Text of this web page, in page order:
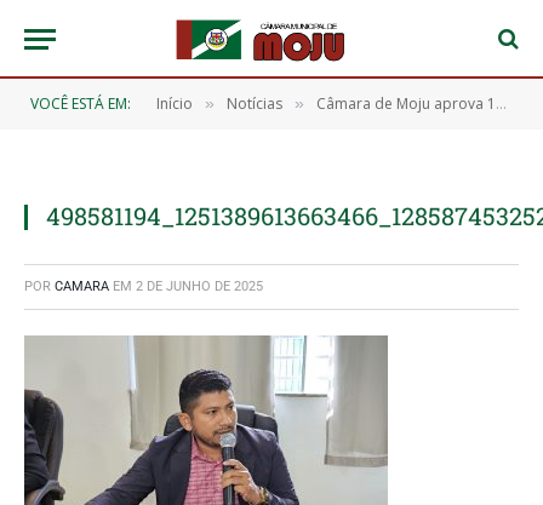
VOCÊ ESTÁ EM: Início » Notícias » Câmara de Moju aprova 11 importantes requerimentos durante a 12ª Sessão Ordinária
POR CAMARA EM 2 DE JUNHO DE 2025